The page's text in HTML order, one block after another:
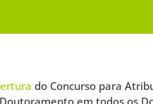
do Concurso para